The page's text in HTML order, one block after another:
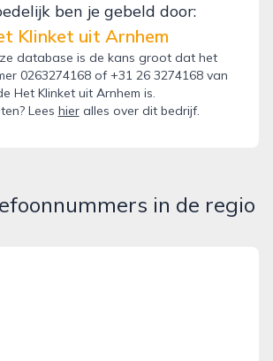
ben je gebeld door:
Klinket uit Arnhem
database is de kans groot dat het
0263274168 of +31 26 3274168 van
Het Klinket uit Arnhem is.
Lees hieralles over dit bedrijf.
in de regio